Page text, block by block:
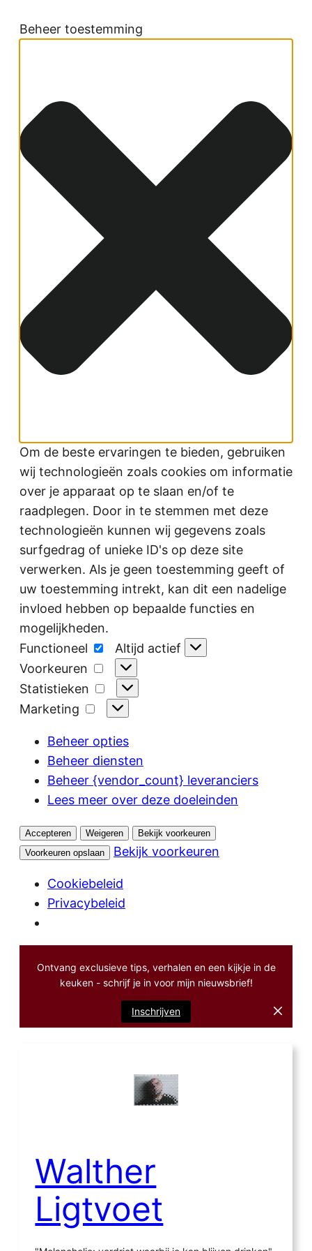
Beheer toestemming
Om de beste ervaringen te bieden, gebruiken
wij technologieën zoals cookies om informatie
over je apparaat op te slaan en/of te
raadplegen. Door in te stemmen met deze
technologieën kunnen wij gegevens zoals
surfgedrag of unieke ID's op deze site
verwerken. Als je geen toestemming geeft of
uw toestemming intrekt, kan dit een nadelige
invloed hebben op bepaalde functies en
mogelijkheden.
Functioneel
Functioneel
Altijd actief
Voorkeuren
Voorkeuren
Statistieken
Statistieken
Marketing
Marketing
Beheer opties
Beheer diensten
Beheer {vendor_count} leveranciers
Lees meer over deze doeleinden
Accepteren Weigeren
Bekijk voorkeuren
Voorkeuren opslaan
Bekijk voorkeuren
Cookiebeleid
Privacybeleid
Ontvang exclusieve tips, verhalen en een kijkje in de
keuken - schrijf je in voor mijn nieuwsbrief!
Inschrijven
Walther
Ligtvoet